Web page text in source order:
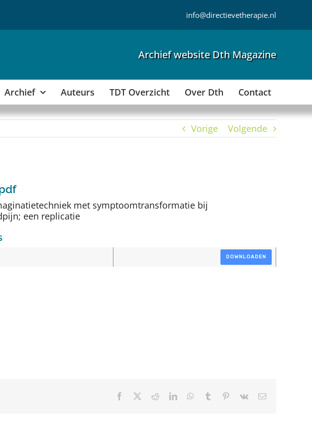
info@directievetherapie.nl
Archief website Dth Magazine
Archief Auteurs TDT Overzicht Over Dth Contact
Vorige Volgende
met symptoomtransformatie bij
een replicatie
DOWNLOADEN
Facebook RedditLinkedInWhatsApp
Tumblr Pinterest
Vk
E-